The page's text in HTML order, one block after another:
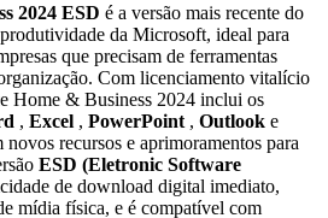
2024 ESD é a versão mais recente do
da Microsoft, ideal para
que precisam de ferramentas
Com licenciamento vitalício
Home & Business 2024 inclui os
, Excel , PowerPoint , Outlook e
novos recursos e aprimoramentos para
ESD (Eletronic Software
de download digital imediato,
mídia física, e é compatível com